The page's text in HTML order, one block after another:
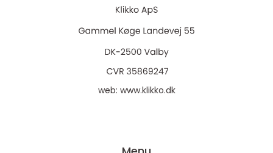
web: www.klikko.dk